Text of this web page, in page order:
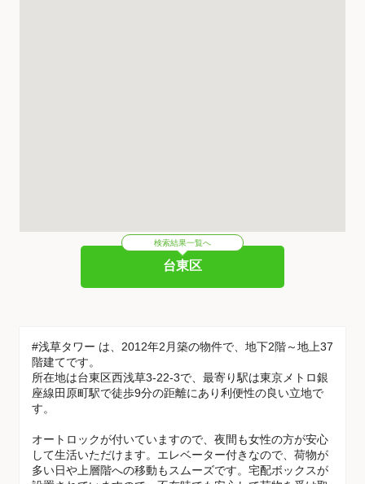
検索結果一覧へ
台東区
#浅草タワー は、2012年2月築の物件で、地下2階～地上37
階建てです。
所在地は台東区西浅草3-22-3で、最寄り駅は東京メトロ銀
座線田原町駅で徒歩9分の距離にあり利便性の良い立地で
す。
オートロックが付いていますので、夜間も女性の方が安心
して生活いただけます。エレベーター付きなので、荷物が
多い日や上層階への移動もスムーズです。宅配ボックスが